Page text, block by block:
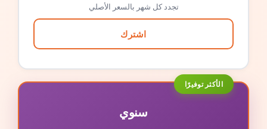
تجدد كل شهر بالسعر الأصلي
اشترك
الأكثر توفيرًا
سنوي